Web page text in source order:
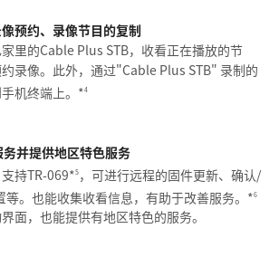
预约、录像节目的复制
里的Cable Plus STB，收看正在播放的节
录像。此外，通过"Cable Plus STB" 录制的
机终端上。*4
并提供地区特色服务
持TR-069*5 ，可进行远程的固件更新、确认/
等。也能收集收看信息，有助于改善服务。*6
面，也能提供有地区特色的服务。